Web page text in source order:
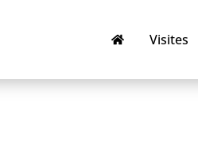
Visites